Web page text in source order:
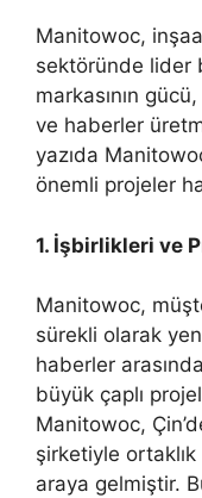
Manitowoc,
sektöründe lider
markasının
ve haberler
yazıda
önemli projeler
1. İşbirlikleri ve
Manitowoc,
sürekli olarak
haberler
büyük çaplı
Manitowoc,
şirketiyle
araya gelmiştir.